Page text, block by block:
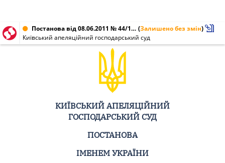
Постанова від 08.06.2011 № 44/148 (Залишено без змін)
Київський апеляційний господарський суд
КИЇВСЬКИЙ АПЕЛЯЦІЙНИЙ
ГОСПОДАРСЬКИЙ СУД
ПОСТАНОВА
ІМЕНЕМ УКРАЇНИ